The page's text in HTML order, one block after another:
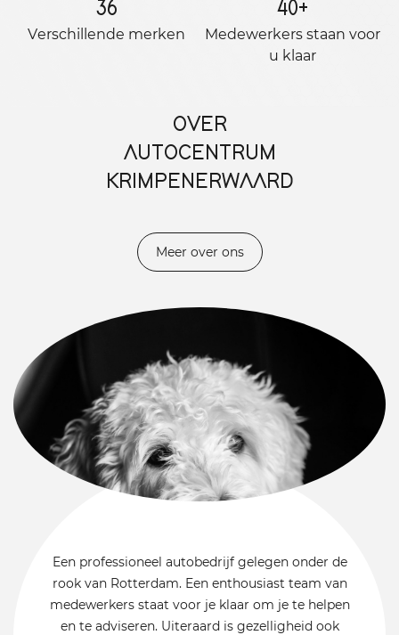
36
Verschillende merken
40+
Medewerkers staan ​​voor
u klaar
OVER
AUTOCENTRUM
KRIMPENERWAARD
Meer over ons
Een professioneel autobedrijf gelegen onder de
rook van Rotterdam. Een enthousiast team van
medewerkers staat voor je klaar om je te helpen
en te adviseren. Uiteraard is gezelligheid ook